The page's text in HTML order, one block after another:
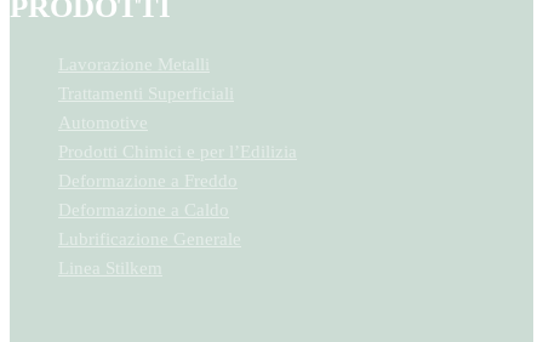
Lavorazione Metalli
Trattamenti Superficiali
Automotive
Prodotti Chimici e per l’Edilizia
Deformazione a Freddo
Deformazione a Caldo
Lubrificazione Generale
Linea Stilkem